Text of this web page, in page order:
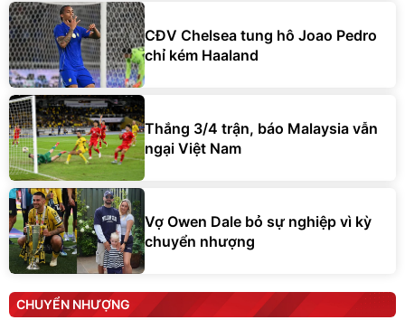
CĐV Chelsea tung hô Joao Pedro
chỉ kém Haaland
Thắng 3/4 trận, báo Malaysia vẫn
ngại Việt Nam
Vợ Owen Dale bỏ sự nghiệp vì kỳ
chuyển nhượng
CHUYỂN NHƯỢNG